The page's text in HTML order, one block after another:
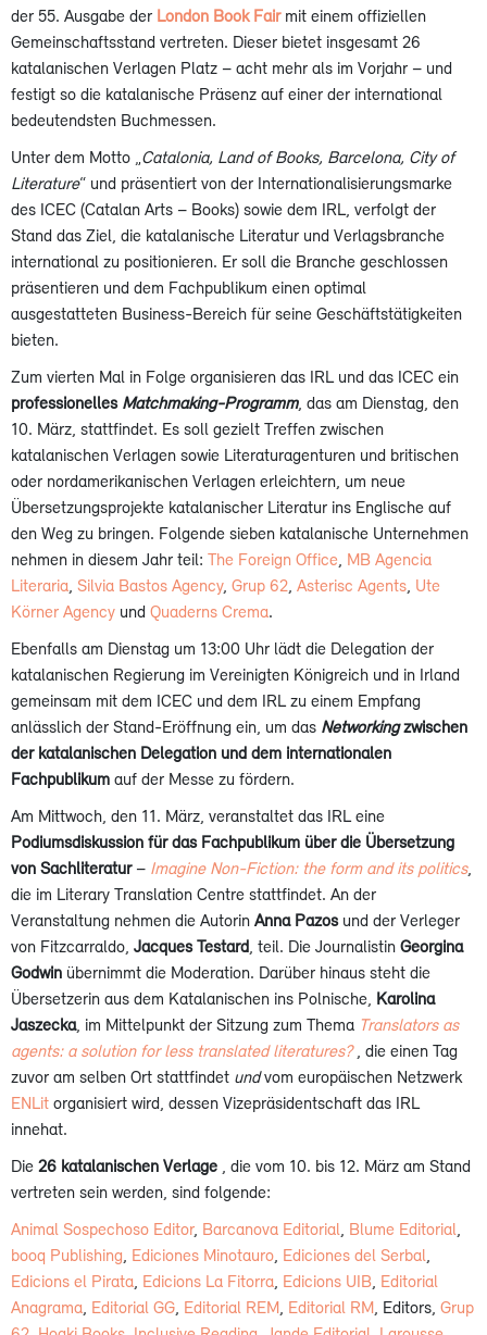
der 55. Ausgabe der London Book Fairmit einem offiziellen
Gemeinschaftsstand vertreten. Dieser bietet insgesamt 26
katalanischen Verlagen Platz – acht mehr als im Vorjahr – und
festigt so die katalanische Präsenz auf einer der international
bedeutendsten Buchmessen.
Unter dem Motto „ Catalonia, Land of Books, Barcelona, City of
Literature“ und präsentiert von der Internationalisierungsmarke
des ICEC (Catalan Arts – Books) sowie dem IRL, verfolgt der
Stand das Ziel, die katalanische Literatur und Verlagsbranche
international zu positionieren. Er soll die Branche geschlossen
präsentieren und dem Fachpublikum einen optimal
ausgestatteten Business-Bereich für seine Geschäftstätigkeiten
bieten.
Zum vierten Mal in Folge organisieren das IRL und das ICEC ein
professionelles Matchmaking-Programm, das am Dienstag, den
10. März, stattfindet. Es soll gezielt Treffen zwischen
katalanischen Verlagen sowie Literaturagenturen und britischen
oder nordamerikanischen Verlagen erleichtern, um neue
Übersetzungsprojekte katalanischer Literatur ins Englische auf
den Weg zu bringen. Folgende sieben katalanische Unternehmen
nehmen in diesem Jahr teil: The Foreign Office MB Agencia
Literaria Silvia Bastos Agency, Grup 62 Asterisc Agents Ute
Körner Agency und Quaderns Crema.
Ebenfalls am Dienstag um 13:00 Uhr lädt die Delegation der
katalanischen Regierung im Vereinigten Königreich und in Irland
gemeinsam mit dem ICEC und dem IRL zu einem Empfang
anlässlich der Stand-Eröffnung ein, um das Networkingzwischen
der katalanischen Delegation und dem internationalen
Fachpublikum auf der Messe zu fördern.
Am Mittwoch, den 11. März, veranstaltet das IRL eine
Podiumsdiskussion für das Fachpublikum über die Übersetzung
von Sachliteratur– Imagine Non-Fiction:the form and its politics,
die im Literary Translation Centre stattfindet. An der
Veranstaltung nehmen die Autorin Anna Pazosund der Verleger
von Fitzcarraldo, Jacques Testard , teil. Die Journalistin Georgina
Godwin übernimmt die Moderation. Darüber hinaus steht die
Übersetzerin aus dem Katalanischen ins Polnische, Karolina
Jaszecka, im Mittelpunkt der Sitzung zum Thema Translators as
agents:a solution for less translated literatures?, die einen Tag
zuvor am selben Ort stattfindet undvom europäischen Netzwerk
ENLit organisiert wird, dessen Vizepräsidentschaft das IRL
innehat.
Die 26 katalanischen Verlage
, die vom 10. bis 12. März am Stand
vertreten sein werden, sind folgende:
Animal Sospechoso Editor, Barcanova Editorial Blume Editorial
booq Publishing Ediciones Minotauro Ediciones del Serbal
Edicions el Pirata Edicions La Fitorra Edicions UIB Editorial
Anagrama Editorial GG Editorial REM Editorial RM , Editors, Grup